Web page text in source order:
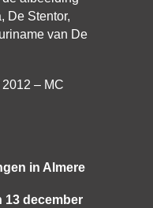
De Stentor,
van De
– MC
in Almere
13 december